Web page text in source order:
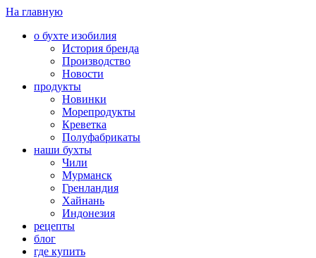
На главную
о бухте изобилия
История бренда
Производство
Новости
продукты
Новинки
Морепродукты
Креветка
Полуфабрикаты
наши бухты
Чили
Мурманск
Гренландия
Хайнань
Индонезия
рецепты
блог
где купить